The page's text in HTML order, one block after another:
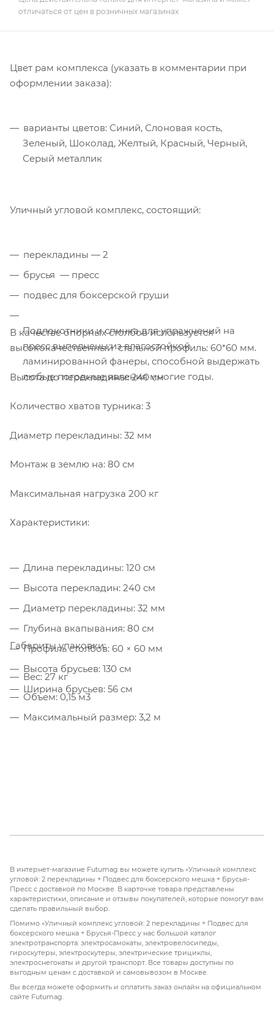
отличаться от цен в розничных магазинах
Цвет рам комплекса (указать в комментарии при
оформлении заказа):
варианты цветов: Синий, Слоновая кость,
Зеленый, Шоколад, Желтый, Красный, Черный,
Серый металлик
Уличный угловой комплекс, состоящий:
перекладины — 2
брусья — пресс
подвес для боксерской груши
Подлокотники и спинка для упражнений на
пресс выполнены из влагостойкой
ламинированной фанеры, способной выдержать
любые погодные явления многие годы.
В качестве опорных столбов используется
высококачественный стальной профиль: 60*60 мм.
Высота до перекладины: 240 см
Количество хватов турника: 3
Диаметр перекладины: 32 мм
Монтаж в землю на: 80 см
Максимальная нагрузка 200 кг
Характеристики:
Длина перекладины: 120 см
Высота перекладин: 240 см
Диаметр перекладины: 32 мм
Глубина вкапывания: 80 см
Профиль столбов: 60 × 60 мм
Высота брусьев: 130 см
Ширина брусьев: 56 см
Габариты упаковки:
Вес: 27 кг
Объем: 0,15 м3
Максимальный размер: 3,2 м
В интернет-магазине Futumag вы можете купить «Уличный комплекс
угловой: 2 перекладины + Подвес для боксерского мешка + Брусья-
Пресс с доставкой по Москве. В карточке товара представлены
характеристики, описание и отзывы покупателей, которые помогут вам
сделать правильный выбор.
Помимо «Уличный комплекс угловой: 2 перекладины + Подвес для
боксерского мешка + Брусья-Пресс у нас большой каталог
электротранспорта: электросамокаты, электровелосипеды,
гироскутеры, электроскутеры, электрические трициклы,
электроснегокаты и другой транспорт. Все товары доступны по
выгодным ценам с доставкой и самовывозом в Москве.
Вы всегда можете оформить и оплатить заказ онлайн на официальном
сайте Futumag.